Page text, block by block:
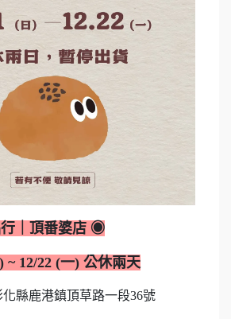
｜頂番婆店 ◉
~ 12/22 (一) 公休兩天
化縣鹿港鎮頂草路一段36號